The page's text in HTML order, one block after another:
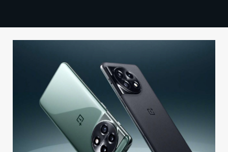
TECHBBS
VAIHDA TEEMA